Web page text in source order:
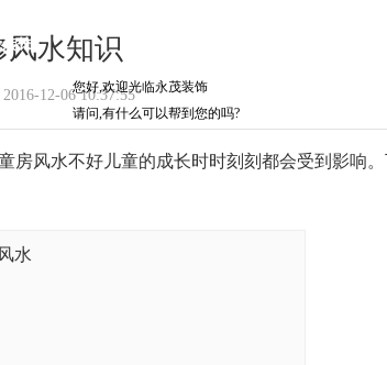
风水知识
12-06 10:37:55
房风水不好儿童的成长时时刻刻都会受到影响。
饰
您好,欢迎光临永茂装饰
请问,有什么可以帮到您的吗?